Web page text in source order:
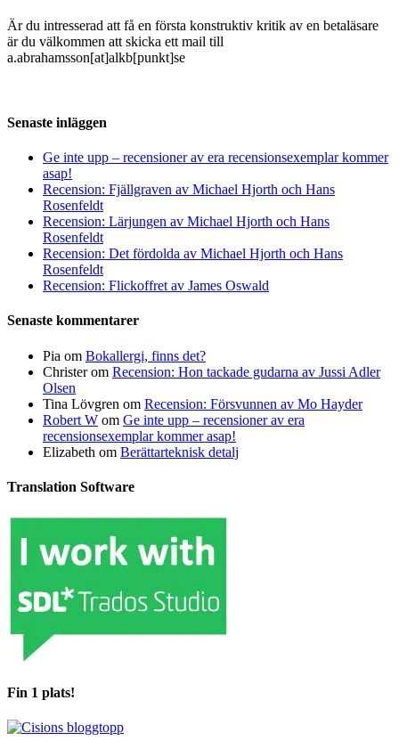
Är du intresserad att få en första konstruktiv kritik av en betaläsare
är du välkommen att skicka ett mail till
a.abrahamsson[at]alkb[punkt]se
Senaste inläggen
Ge inte upp – recensioner av era recensionsexemplar kommer
asap!
Recension: Fjällgraven av Michael Hjorth och Hans
Rosenfeldt
Recension: Lärjungen av Michael Hjorth och Hans
Rosenfeldt
Recension: Det fördolda av Michael Hjorth och Hans
Rosenfeldt
Recension: Flickoffret av James Oswald
Senaste kommentarer
Pia om Bokallergi, finns det?
Christerom Recension: Hon tackade gudarna av Jussi Adler
Olsen
Tina Lövgren om Recension: Försvunnen av Mo Hayder
Robert W om Ge inte upp – recensioner av era
recensionsexemplar kommer asap!
Elizabeth om Berättarteknisk detalj
Translation Software
Fin 1 plats!